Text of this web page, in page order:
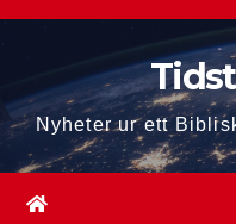
Hoppa
innehåll
Nyheter ur ett